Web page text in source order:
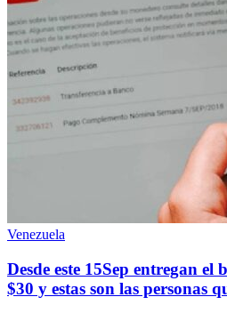
Venezuela
Desde este 15Sep entregan el
$30 y estas son las personas